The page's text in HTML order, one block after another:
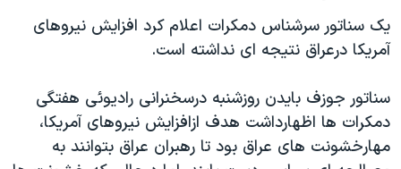
جهش
به
ورزشی
گزیده‌ها
ویدیوها
فرهنگ و زندگی
جام جهانی ۲۰۲۶
عملیات خشم حماسی
بایگانی برنامه‌های تلویزیونی
مستندها
فرکانس‌های صدای آمریکا
پخش رادیویی
یادگیری زبان انگلیسی
دنبال کنید
يک سناتور سرشناس دمکرات اعلام کرد افزايش نيروهای
آمريکا درعراق نتيجه ای نداشته است.
سناتور جوزف بايدن روزشنبه درسخنرانی راديوئی هفتگی
دمکرات ها اظهارداشت هدف ازافزايش نيروهای آمريکا،
مهارخشونت های عراق بود تا رهبران عراق بتوانند به